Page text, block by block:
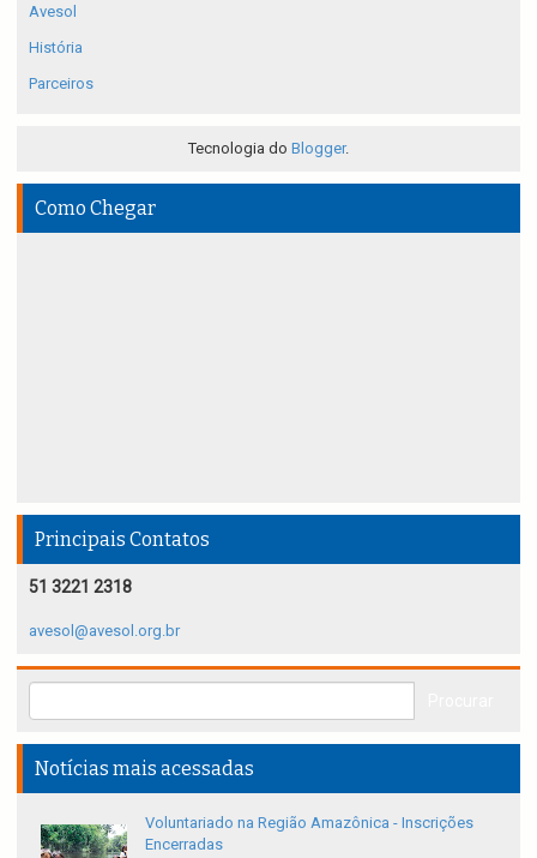
Avesol
História
Parceiros
Tecnologia do Blogger.
Como Chegar
Principais Contatos
51 3221 2318
avesol@avesol.org.br
Notícias mais acessadas
Voluntariado na Região Amazônica - Inscrições
Encerradas